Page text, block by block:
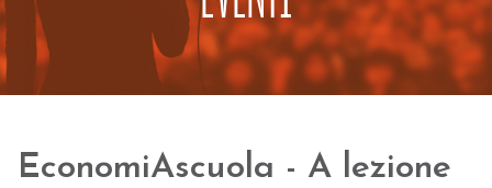
EconomiAscuola - A lezione